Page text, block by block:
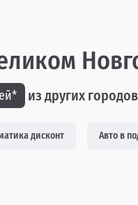
из других городов
дисконт Авто в